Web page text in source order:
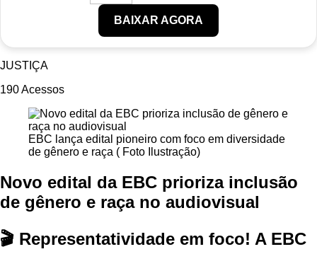
BAIXAR AGORA
JUSTIÇA
190Acessos
EBC lança edital pioneiro com foco em diversidade
de gênero e raça ( Foto Ilustração)
Novo edital da EBC prioriza inclusão
de gênero e raça no audiovisual
🎬 Representatividade em foco! A EBC